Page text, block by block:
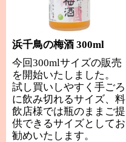
浜千鳥の梅酒 300ml
今回300mlサイズの販売
を開始いたしました。
試し買いしやすく手ごろ
に飲み切れるサイズ、料
飲店様では瓶のままご提
供できるサイズとしてお
勧めいたします。